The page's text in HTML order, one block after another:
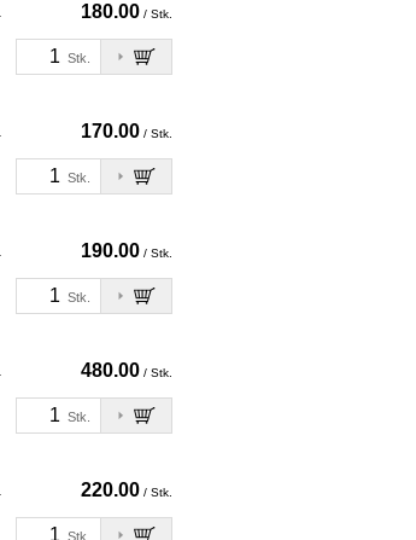
180.00 / Stk.
Stk.
170.00 / Stk.
Stk.
190.00 / Stk.
Stk.
480.00 / Stk.
Stk.
220.00 / Stk.
Stk.